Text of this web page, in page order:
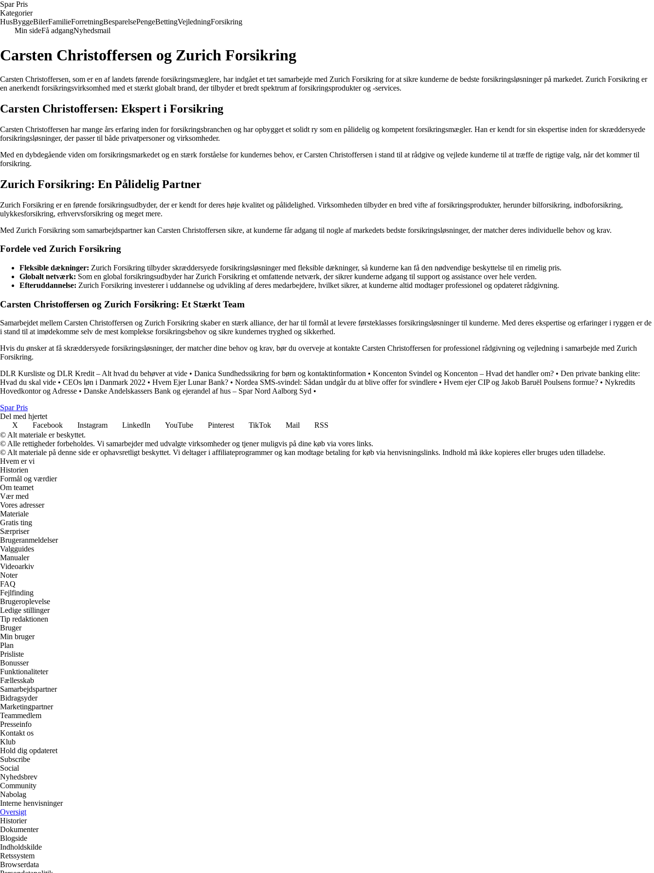
Spar Pris
Kategorier
HusByggeBilerFamilieForretningBesparelsePengeBettingVejledningForsikring
Min sideFå adgangNyhedsmail
Carsten Christoffersen og Zurich Forsikring
Carsten Christoffersen, som er en af landets førende forsikringsmæglere, har indgået et tæt samarbejde med Zurich Forsikring for at sikre kunderne de bedste forsikringsløsninger på markedet. Zurich Forsikring er
en anerkendt forsikringsvirksomhed med et stærkt globalt brand, der tilbyder et bredt spektrum af forsikringsprodukter og -services.
Carsten Christoffersen: Ekspert i Forsikring
Carsten Christoffersen har mange års erfaring inden for forsikringsbranchen og har opbygget et solidt ry som en pålidelig og kompetent forsikringsmægler. Han er kendt for sin ekspertise inden for skræddersyede
forsikringsløsninger, der passer til både privatpersoner og virksomheder.
Med en dybdegående viden om forsikringsmarkedet og en stærk forståelse for kundernes behov, er Carsten Christoffersen i stand til at rådgive og vejlede kunderne til at træffe de rigtige valg, når det kommer til
forsikring.
Zurich Forsikring: En Pålidelig Partner
Zurich Forsikring er en førende forsikringsudbyder, der er kendt for deres høje kvalitet og pålidelighed. Virksomheden tilbyder en bred vifte af forsikringsprodukter, herunder bilforsikring, indboforsikring,
ulykkesforsikring, erhvervsforsikring og meget mere.
Med Zurich Forsikring som samarbejdspartner kan Carsten Christoffersen sikre, at kunderne får adgang til nogle af markedets bedste forsikringsløsninger, der matcher deres individuelle behov og krav.
Fordele ved Zurich Forsikring
Fleksible dækninger: Zurich Forsikring tilbyder skræddersyede forsikringsløsninger med fleksible dækninger, så kunderne kan få den nødvendige beskyttelse til en rimelig pris.
Globalt netværk: Som en global forsikringsudbyder har Zurich Forsikring et omfattende netværk, der sikrer kunderne adgang til support og assistance over hele verden.
Efteruddannelse: Zurich Forsikring investerer i uddannelse og udvikling af deres medarbejdere, hvilket sikrer, at kunderne altid modtager professionel og opdateret rådgivning.
Carsten Christoffersen og Zurich Forsikring: Et Stærkt Team
Samarbejdet mellem Carsten Christoffersen og Zurich Forsikring skaber en stærk alliance, der har til formål at levere førsteklasses forsikringsløsninger til kunderne. Med deres ekspertise og erfaringer i ryggen er de
i stand til at imødekomme selv de mest komplekse forsikringsbehov og sikre kundernes tryghed og sikkerhed.
Hvis du ønsker at få skræddersyede forsikringsløsninger, der matcher dine behov og krav, bør du overveje at kontakte Carsten Christoffersen for professionel rådgivning og vejledning i samarbejde med Zurich
Forsikring.
DLR Kursliste og DLR Kredit – Alt hvad du behøver at vide • Danica Sundhedssikring for børn og kontaktinformation • Koncenton Svindel og Koncenton – Hvad det handler om? • Den private banking elite:
Hvad du skal vide • CEOs løn i Danmark 2022 • Hvem Ejer Lunar Bank? • Nordea SMS-svindel: Sådan undgår du at blive offer for svindlere • Hvem ejer CIP og Jakob Baruël Poulsens formue? • Nykredits
Hovedkontor og Adresse • Danske Andelskassers Bank og ejerandel af hus – Spar Nord Aalborg Syd •
Spar Pris
Del med hjertet
X
Facebook Instagram LinkedIn YouTube Pinterest TikTok Mail
RSS
© Alt materiale er beskyttet.
© Alle rettigheder forbeholdes. Vi samarbejder med udvalgte virksomheder og tjener muligvis på dine køb via vores links.
© Alt materiale på denne side er ophavsretligt beskyttet. Vi deltager i affiliateprogrammer og kan modtage betaling for køb via henvisningslinks. Indhold må ikke kopieres eller bruges uden tilladelse.
Hvem er vi
Historien
Formål og værdier
Om teamet
Vær med
Vores adresser
Materiale
Gratis ting
Særpriser
Brugeranmeldelser
Valgguides
Manualer
Videoarkiv
Noter
FAQ
Fejlfinding
Brugeroplevelse
Ledige stillinger
Tip redaktionen
Bruger
Min bruger
Plan
Prisliste
Bonusser
Funktionaliteter
Fællesskab
Samarbejdspartner
Bidragsyder
Marketingpartner
Teammedlem
Presseinfo
Kontakt os
Klub
Hold dig opdateret
Subscribe
Social
Nyhedsbrev
Community
Nabolag
Interne henvisninger
Oversigt
Historier
Dokumenter
Blogside
Indholdskilde
Retssystem
Browserdata